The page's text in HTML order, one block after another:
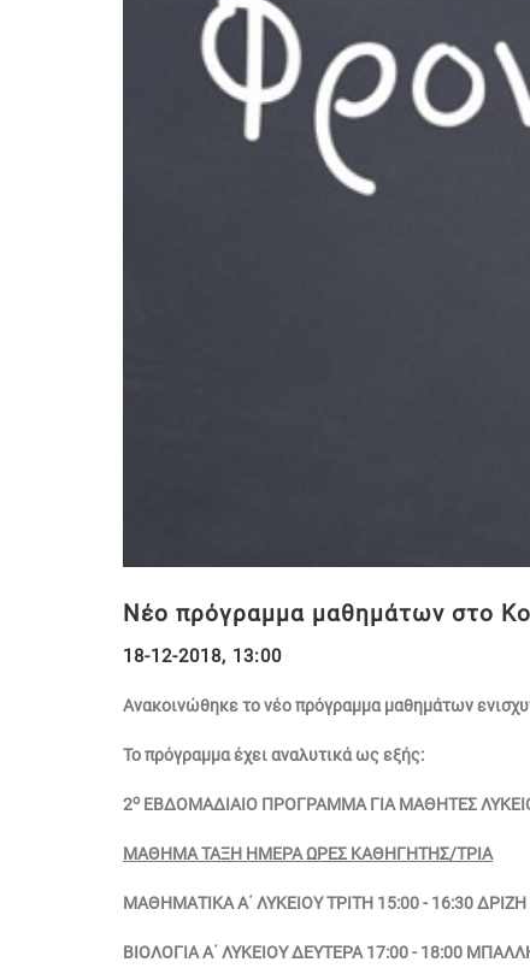
Νέο πρόγραμμα μαθημάτων στο
18-12-2018, 13:00
Ανακοινώθηκε το νέο πρόγραμμα μαθημάτων
Το πρόγραμμα έχει αναλυτικά ως εξής:
2ο ΕΒΔΟΜΑΔΙΑΙΟ ΠΡΟΓΡΑΜΜΑ ΓΙΑ ΜΑΘΗΤΕΣ
ΜΑΘΗΜΑ ΤΑΞΗ ΗΜΕΡΑ ΩΡΕΣ ΚΑΘΗΓΗΤΗΣ/ΤΡΙΑ
ΜΑΘΗΜΑΤΙΚΑ Α΄ ΛΥΚΕΙΟΥ ΤΡΙΤΗ 15:00 - 16:30
ΒΙΟΛΟΓΙΑ Α΄ ΛΥΚΕΙΟΥ ΔΕΥΤΕΡΑ 17:00 - 18:00